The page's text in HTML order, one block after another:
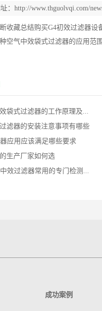
： http://www.thguolvqi.com/
收藏总结购买G4初效过滤器设
空气中效袋式过滤器的应用范围
袋式过滤器的工作原理及...
滤器的安装注意事项有哪些
应用应该满足哪些要求
生产厂家如何选
效过滤器常用的专门检测...
成功案例